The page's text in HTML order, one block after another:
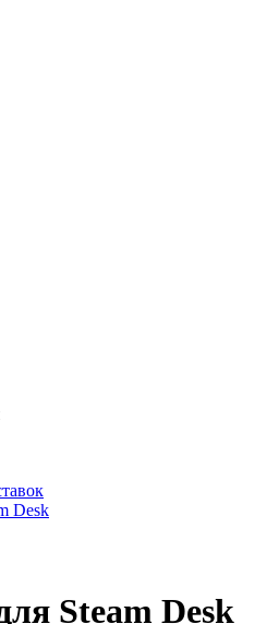
Desk
Steam Desk